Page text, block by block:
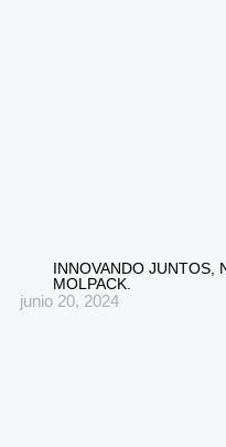
INNOVANDO JUNTOS,
MOLPACK.
junio 20, 2024